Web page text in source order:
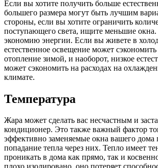
Если вы хотите получить больше
большего размера могут быть лучшим
стороны, если вы хотите ограничить
поступающего света, ищите меньшие
экономию энергии. Если вы живете в
естественное освещение может сэкономить
отопление зимой, и наоборот, низкое
может сэкономить на расходах на
климате.
Температура
Жара может сделать вас несчастным и
кондиционер. Это также важный фактор
эффективно заменяемые окна вашего дома
попадание тепла через них. Тепло имеет
проникать в дома как прямо, так и